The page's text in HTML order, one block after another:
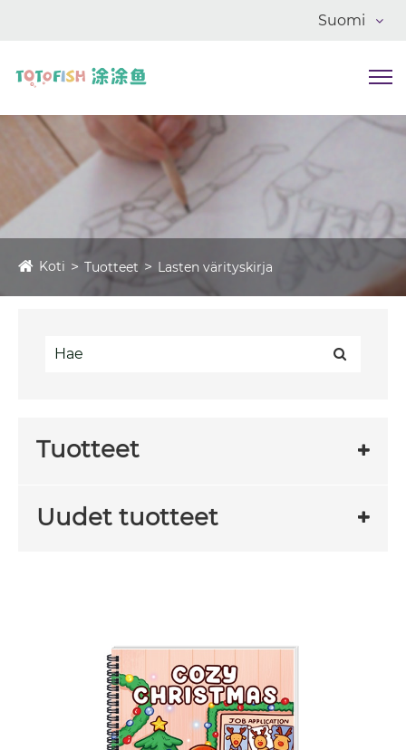
Suomi
Koti Tuotteet Lasten värityskirja
Tuotteet
Uudet tuotteet